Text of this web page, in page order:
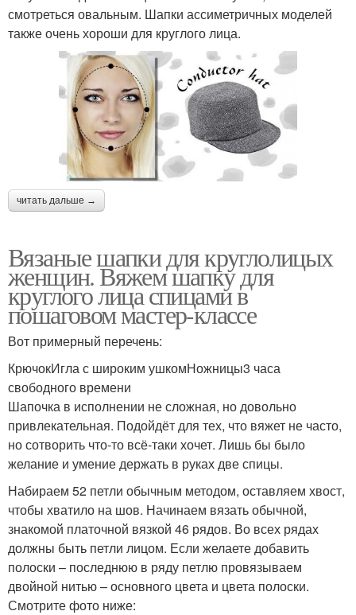
смотреться овальным. Шапки ассиметричных моделей
также очень хороши для круглого лица.
читать дальше →
Вязаные шапки для круглолицых
женщин. Вяжем шапку для
круглого лица спицами в
пошаговом мастер-классе
Вот примерный перечень:
КрючокИгла с широким ушкомНожницы3 часа
свободного времени
Шапочка в исполнении не сложная, но довольно
привлекательная. Подойдёт для тех, что вяжет не часто,
но сотворить что-то всё-таки хочет. Лишь бы было
желание и умение держать в руках две спицы.
Набираем 52 петли обычным методом, оставляем хвост,
чтобы хватило на шов. Начинаем вязать обычной,
знакомой платочной вязкой 46 рядов. Во всех рядах
должны быть петли лицом. Если желаете добавить
полоски – последнюю в ряду петлю провязываем
двойной нитью – основного цвета и цвета полоски.
Смотрите фото ниже: